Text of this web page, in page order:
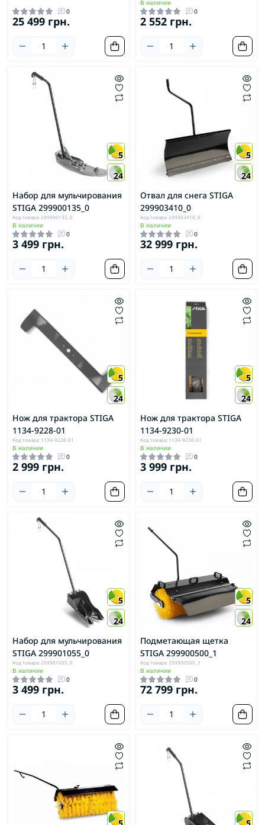
0
25 499 грн.
В наличии
0
2 552 грн.
5
24
Набор для мульчирования
STIGA 299900135_0
Код товара: 299900135_0
В наличии
0
3 499 грн.
5
24
Отвал для снега STIGA
299903410_0
Код товара: 299903410_0
В наличии
0
32 999 грн.
5
24
Нож для трактора STIGA
1134-9228-01
Код товара: 1134-9228-01
В наличии
0
2 999 грн.
5
24
Нож для трактора STIGA
1134-9230-01
Код товара: 1134-9230-01
В наличии
0
3 999 грн.
5
24
Набор для мульчирования
STIGA 299901055_0
Код товара: 299901055_0
В наличии
0
3 499 грн.
5
24
Подметающая щетка
STIGA 299900500_1
Код товара: 299900500_1
В наличии
0
72 799 грн.